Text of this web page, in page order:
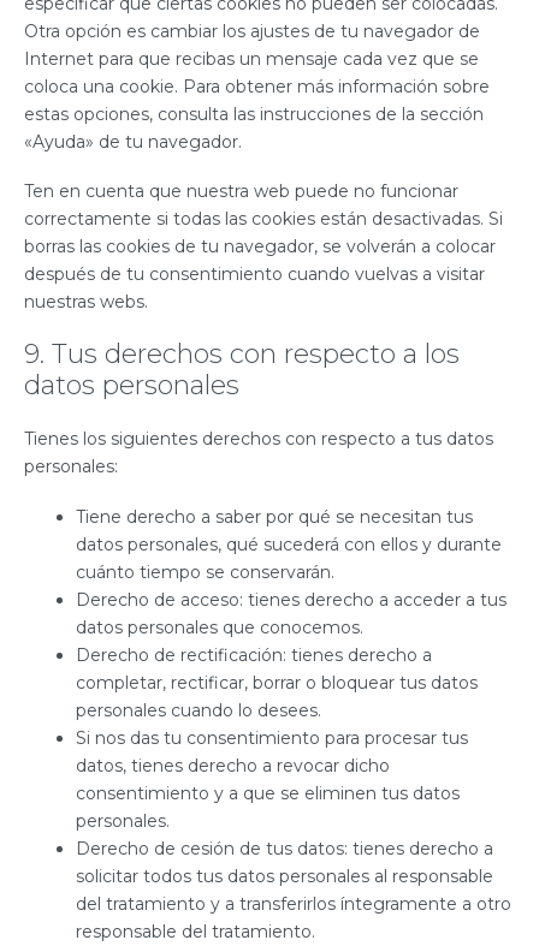
Otra opción es cambiar los ajustes de tu navegador de
Internet para que recibas un mensaje cada vez que se
coloca una cookie. Para obtener más información sobre
estas opciones, consulta las instrucciones de la sección
«Ayuda» de tu navegador.
Ten en cuenta que nuestra web puede no funcionar
correctamente si todas las cookies están desactivadas. Si
borras las cookies de tu navegador, se volverán a colocar
después de tu consentimiento cuando vuelvas a visitar
nuestras webs.
9. Tus derechos con respecto a los
datos personales
Tienes los siguientes derechos con respecto a tus datos
personales:
Tiene derecho a saber por qué se necesitan tus
datos personales, qué sucederá con ellos y durante
cuánto tiempo se conservarán.
Derecho de acceso: tienes derecho a acceder a tus
datos personales que conocemos.
Derecho de rectificación: tienes derecho a
completar, rectificar, borrar o bloquear tus datos
personales cuando lo desees.
Si nos das tu consentimiento para procesar tus
datos, tienes derecho a revocar dicho
consentimiento y a que se eliminen tus datos
personales.
Derecho de cesión de tus datos: tienes derecho a
solicitar todos tus datos personales al responsable
del tratamiento y a transferirlos íntegramente a otro
responsable del tratamiento.